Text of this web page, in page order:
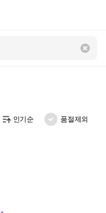
인기순 품절제외